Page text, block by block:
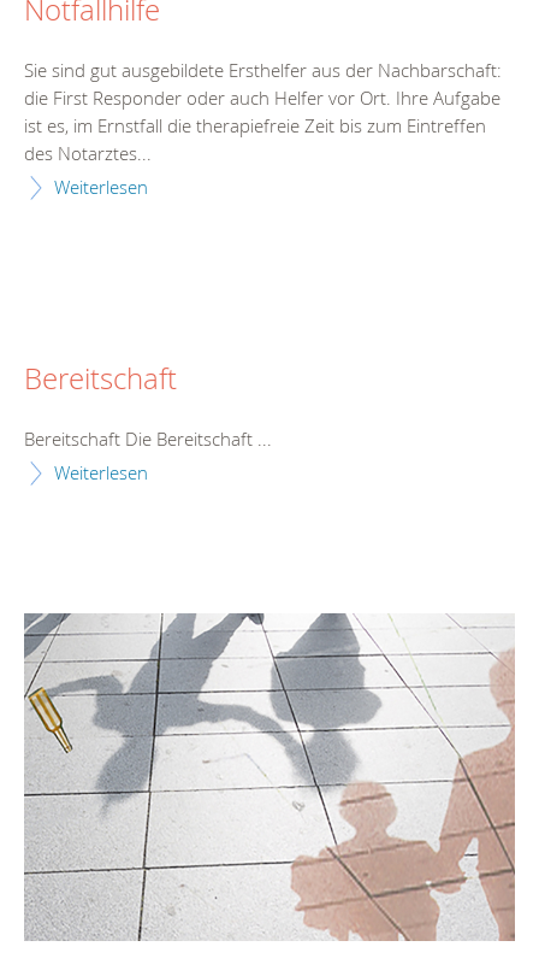
Notfallhilfe
Sie sind gut ausgebildete Ersthelfer aus der Nachbarschaft:
die First Responder oder auch Helfer vor Ort. Ihre Aufgabe
ist es, im Ernstfall die therapiefreie Zeit bis zum Eintreffen
des Notarztes...
Weiterlesen
Bereitschaft
Bereitschaft Die Bereitschaft ...
Weiterlesen